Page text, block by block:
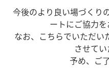
今後のより良い場づくり
ートにご協力を
なお、こちらでいただい
させてい
予め、ご